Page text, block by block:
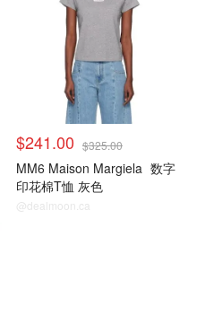
$241.00 $325.00
MM6 Maison Margiela 数字
印花棉T恤 灰色
@dealmoon.ca